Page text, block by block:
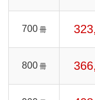
700 冊
800 冊